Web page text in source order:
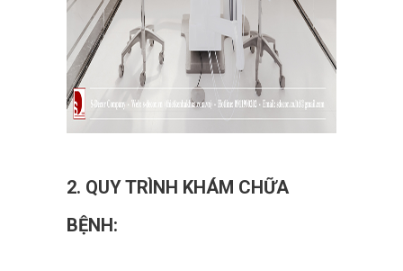
2. QUY TRÌNH KHÁM CHỮA
BỆNH: